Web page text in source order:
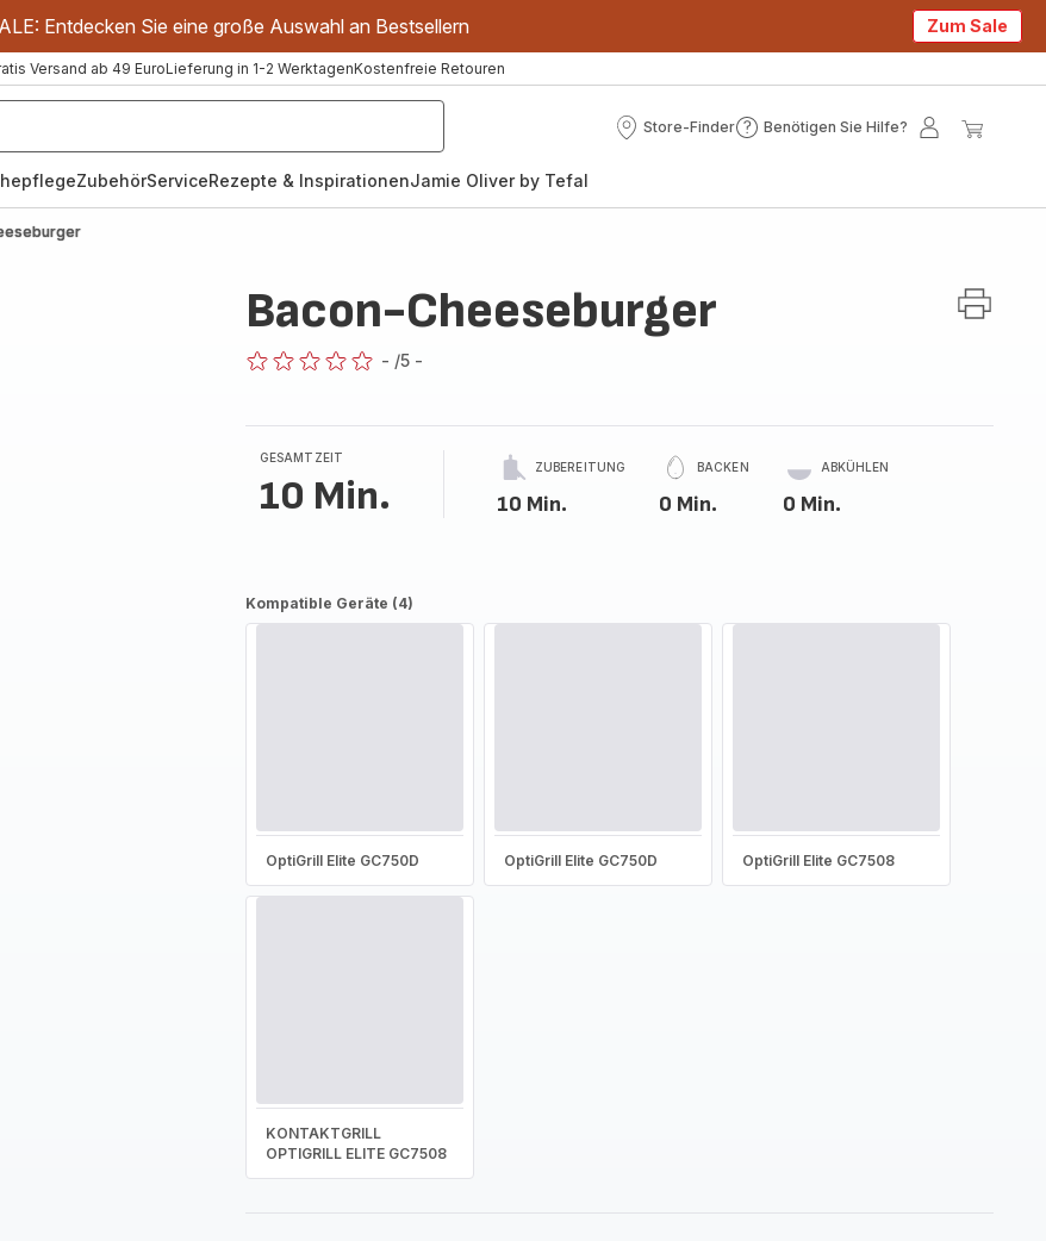
Entdecken Sie eine große Auswahl an Bestsellern Zum Sale
Versand ab 49 EuroLieferung in 1-2 WerktagenKostenfreie Retouren
Store-Finder
Store-
Benötigen Sie Hilfe?
Benötigen
Mein
ZubehörServiceRezepte & InspirationenJamie Oliver by Tefal
Bacon-Cheeseburger
- /5 -
GESAMTZEIT
10 Min.
ZUBEREITUNG
10 Min.
BACKEN
0 Min.
ABKÜHLEN
0 Min.
Kompatible Geräte (4)
OptiGrill Elite GC750D OptiGrill Elite GC750D OptiGrill Elite GC7508
KONTAKTGRILL
OPTIGRILL ELITE GC7508